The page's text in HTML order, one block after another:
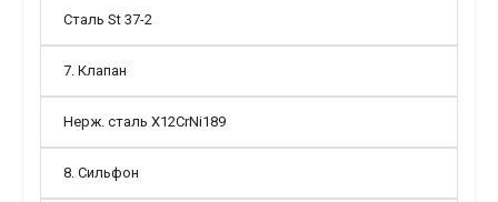
Сталь St 37-2
7. Клапан
Нерж. сталь X12CrNi189
8. Сильфон